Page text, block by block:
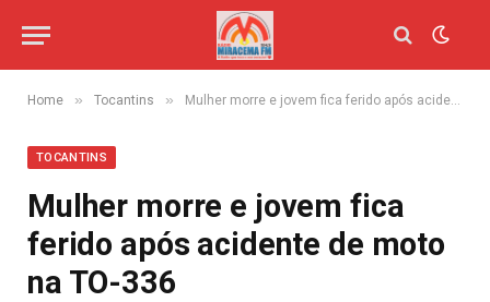
Home » Tocantins » Mulher morre e jovem fica ferido após acidente de moto na TO-336
TOCANTINS
Mulher morre e jovem fica
ferido após acidente de moto
na TO-336